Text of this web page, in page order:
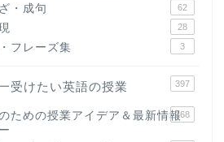
・成句 62
28
フレーズ集 3
受けたい英語の授業 397
ための授業アイデア＆最新情報168